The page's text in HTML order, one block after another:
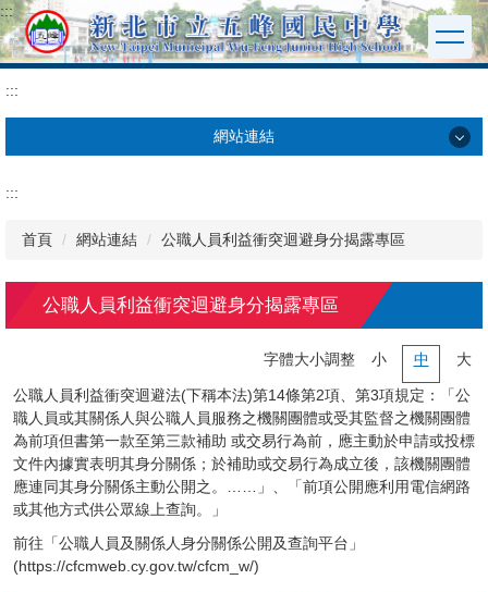
跳
到
主
區
:::
:::
網站連結
數位學習
資訊教育
學習扶助
政府機構
新北市府
:::
首頁 網站連結 公職人員利益衝突迴避身分揭露專區
公職人員利益衝突迴避身分揭露專區
字體大小調整 小 中 大
公職人員利益衝突迴避法(下稱本法)第14條第2項、第3項規定：「公
職人員或其關係人與公職人員服務之機關團體或受其監督之機關團體
為前項但書第一款至第三款補助 或交易行為前，應主動於申請或投標
文件內據實表明其身分關係；於補助或交易行為成立後，該機關團體
應連同其身分關係主動公開之。……」、「前項公開應利用電信網路
或其他方式供公眾線上查詢。」
前往「公職人員及關係人身分關係公開及查詢平台」
(https://cfcmweb.cy.gov.tw/cfcm_w/)